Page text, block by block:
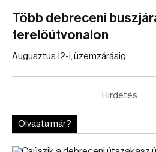
Több debreceni
terelőútvonalon
Augusztus 12-i, üzemzárásig.
Hirdetés
Olvasta már?